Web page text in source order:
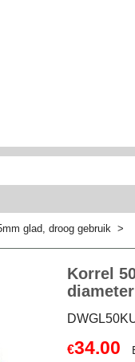
glad, droog gebruik >
Korrel
€34.00